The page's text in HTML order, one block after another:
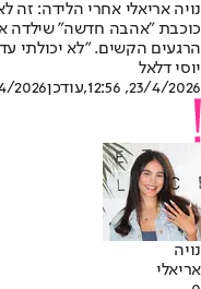
נויה אריאלי אחרי הלידה:
כוכבת "אהבה חדשה" שילדה
הרגעים הקשים. "לא יכולתי
יוסי דלאל
23/4/2026, 12:56
,עודכן12:56
נויה
אריאלי